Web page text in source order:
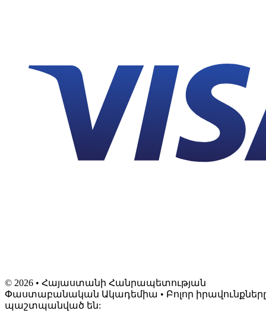
© 2026 • Հայաստանի Հանրապետության
Փաստաբանական Ակադեմիա • Բոլոր
պաշտպանված են: